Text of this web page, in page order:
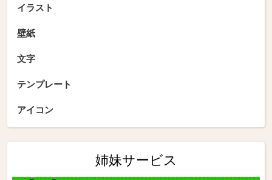
イラスト
壁紙
文字
テンプレート
アイコン
姉妹サービス